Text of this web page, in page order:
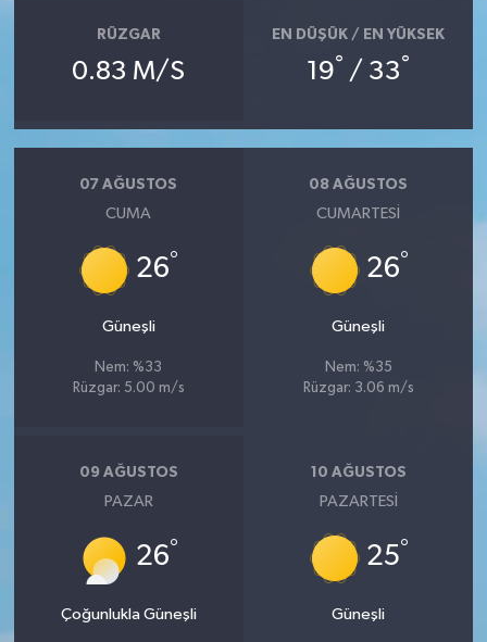
RÜZGAR
0.83 M/S
EN DÜŞÜK / EN YÜKSEK
19° / 33°
07 AĞUSTOS
CUMA
26°
Güneşli
Nem: %33
Rüzgar: 5.00 m/s
08 AĞUSTOS
CUMARTESI
26°
Güneşli
Nem: %35
Rüzgar: 3.06 m/s
09 AĞUSTOS
PAZAR
26°
Çoğunlukla Güneşli
10 AĞUSTOS
PAZARTESI
25°
Güneşli